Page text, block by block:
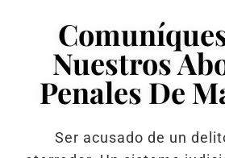
Nuestros
Penales De
Ser acusado de un